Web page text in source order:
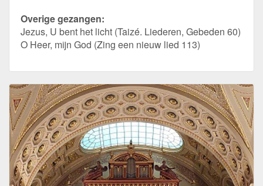
Overige gezangen:
Jezus, U bent het licht (Taizé. Liederen, Gebeden 60)
O Heer, mijn God (Zing een nieuw lied 113)